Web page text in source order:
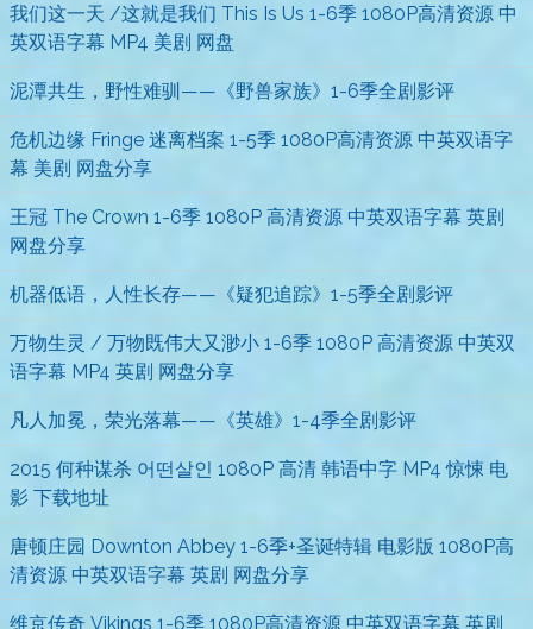
我们这一天 /这就是我们 This Is Us 1-6季 1080P高清资源 中
英双语字幕 MP4 美剧 网盘
泥潭共生，野性难驯——《野兽家族》1-6季全剧影评
危机边缘 Fringe 迷离档案 1-5季 1080P高清资源 中英双语字
幕 美剧 网盘分享
王冠 The Crown 1-6季 1080P 高清资源 中英双语字幕 英剧
网盘分享
机器低语，人性长存——《疑犯追踪》1-5季全剧影评
万物生灵 / 万物既伟大又渺小 1-6季 1080P 高清资源 中英双
语字幕 MP4 英剧 网盘分享
凡人加冕，荣光落幕——《英雄》1-4季全剧影评
2015 何种谋杀 어떤살인 1080P 高清 韩语中字 MP4 惊悚 电
影 下载地址
唐顿庄园 Downton Abbey 1-6季+圣诞特辑 电影版 1080P高
清资源 中英双语字幕 英剧 网盘分享
维京传奇 Vikings 1-6季 1080P高清资源 中英双语字幕 英剧